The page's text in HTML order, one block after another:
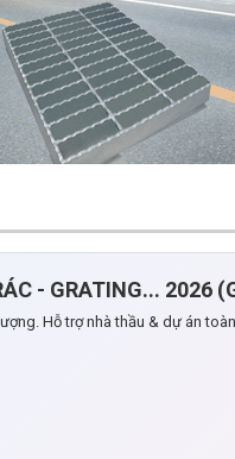
- GRATING... 2026
Hỗ trợ nhà thầu & dự án